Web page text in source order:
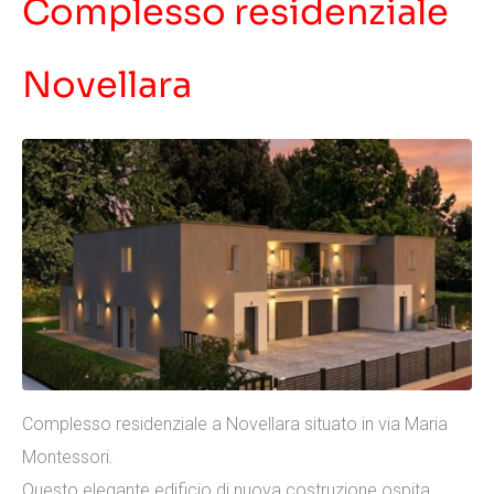
Complesso residenziale
Novellara
Complesso residenziale a Novellara situato in via Maria
Montessori.